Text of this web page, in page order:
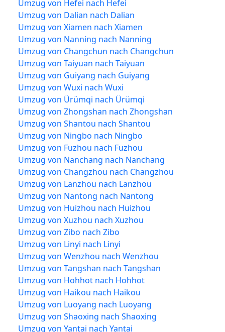
Umzug von Hefei nach Hefei
Umzug von Dalian nach Dalian
Umzug von Xiamen nach Xiamen
Umzug von Nanning nach Nanning
Umzug von Changchun nach Changchun
Umzug von Taiyuan nach Taiyuan
Umzug von Guiyang nach Guiyang
Umzug von Wuxi nach Wuxi
Umzug von Ürümqi nach Ürümqi
Umzug von Zhongshan nach Zhongshan
Umzug von Shantou nach Shantou
Umzug von Ningbo nach Ningbo
Umzug von Fuzhou nach Fuzhou
Umzug von Nanchang nach Nanchang
Umzug von Changzhou nach Changzhou
Umzug von Lanzhou nach Lanzhou
Umzug von Nantong nach Nantong
Umzug von Huizhou nach Huizhou
Umzug von Xuzhou nach Xuzhou
Umzug von Zibo nach Zibo
Umzug von Linyi nach Linyi
Umzug von Wenzhou nach Wenzhou
Umzug von Tangshan nach Tangshan
Umzug von Hohhot nach Hohhot
Umzug von Haikou nach Haikou
Umzug von Luoyang nach Luoyang
Umzug von Shaoxing nach Shaoxing
Umzug von Yantai nach Yantai